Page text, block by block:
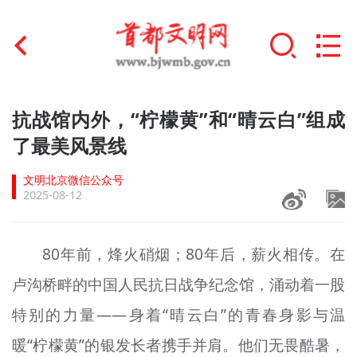
首页
文明创建
文明实践
未成年人思想道德建设
榜样人物
+
身边好人
抗战馆内外，“柠檬黄”和“晴云白”组成
了最美风景线
文明北京微信公众号
2025-08-12
80年前，烽火硝烟；80年后，薪火相传。在
卢沟桥畔的中国人民抗日战争纪念馆，涌动着一股
特别的力量——身着“晴云白”的青春身影与温
暖“柠檬黄”的银发长者携手并肩。他们无畏酷暑，